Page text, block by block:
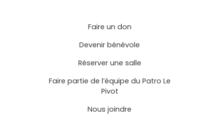
Faire un don
Devenir bénévole
Réserver une salle
Faire partie de l’équipe du Patro Le
Pivot
Nous joindre